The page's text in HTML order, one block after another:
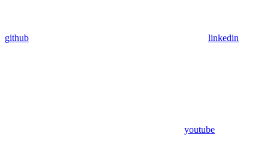
github linkedin
youtube